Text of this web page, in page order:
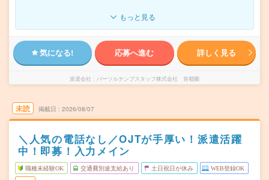
もっと見る
気になる! 応募へ進む 詳しく見る
派遣会社 パーソルテンプスタッフ株式会社 首都圏
未読 掲載日 2026/08/07
＼人気の電話なし／OJTが手厚い！派遣活躍
中！即募！入力メイン
職種未経験OK 交通費別途支給あり 土日祝日が休み WEB登録OK